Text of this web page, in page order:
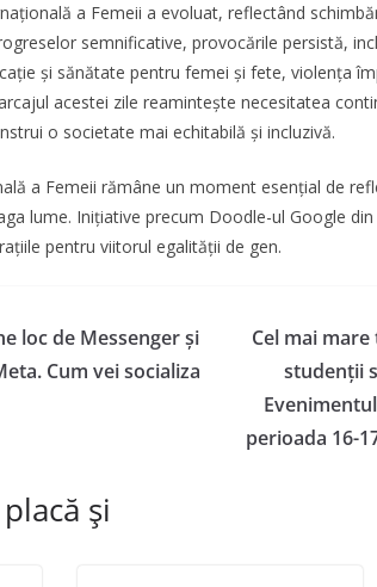
a Femeii a evoluat, reflectând
semnificative, provocările persistă,
și sănătate pentru femei și fete, violența
acestei zile reamintește necesitatea
o societate mai echitabilă și incluzivă​​​​.
a Femeii rămâne un moment esențial de
lume. Inițiative precum Doodle-ul Google
pentru viitorul egalității de gen.
loc de Messenger și
Cum vei socializa
Cel mai
studenții
perioada 16-
și